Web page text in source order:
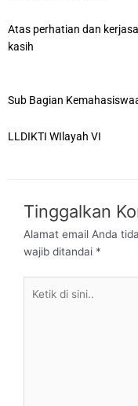
Atas perhatian dan
kasih
Sub Bagian
LLDIKTI WIlayah VI
Tinggalkan
Alamat email Anda
wajib ditandai *